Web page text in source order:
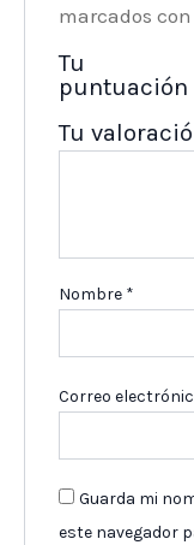
marcados con
Tu
puntuación
Tu
Nombre *
Correo
Guarda mi
este navegador